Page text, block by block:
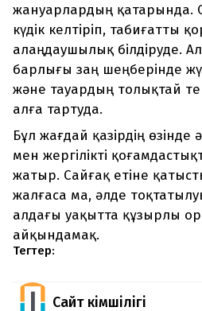
жануарлардың қатарында.
күдік келтіріп, табиғатты
алаңдаушылық білдіруде.
барлығы заң шеңберінде
және тауардың толықтай
алға тартуда.
Бұл жағдай қазірдің өзінде
мен жергілікті
жатыр. Сайғақ етіне
жалғаса ма, әлде
алдағы уақытта құзырлы
айқындамақ.
Тегтер:
Сайт Әкімшілігі